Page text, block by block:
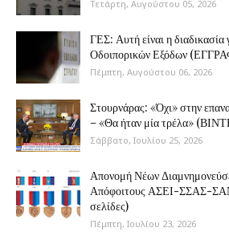
Τετάρτη, Αυγούστου 05, 2026
ΓΕΣ: Αυτή είναι η
Οδοιπορικών Εξόδων
Πέμπτη, Αυγούστου 06, 2026
Στουρνάρας: «Όχι» στην
– «Θα ήταν μία τρέλα»
Σάββατο, Ιουλίου 25, 2026
Απονομή Νέων
Απόφοιτους ΑΣΕΙ-ΣΣΑΣ-
σελίδες)
Πέμπτη, Ιουλίου 23, 2026